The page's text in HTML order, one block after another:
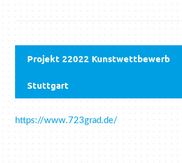
Projekt 22022 Kunstwettbewerb
Stuttgart
https://www.723grad.de/